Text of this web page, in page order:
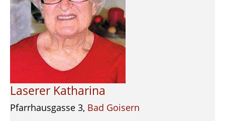
Laserer Katharina
Pfarrhausgasse 3, Bad Goisern